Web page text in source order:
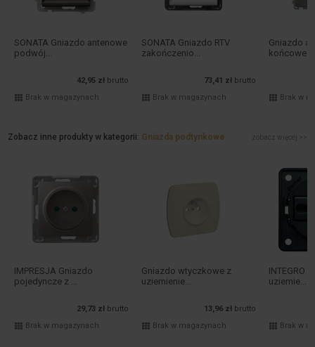
SONATA Gniazdo antenowe
podwój...
42,95 zł
brutto
Brak w magazynach
SONATA Gniazdo RTV
zakończenio...
73,41 zł
brutto
Brak w magazynach
Gniazdo
końcowe ...
Brak w
Zobacz inne produkty w kategorii: Gniazda podtynkowe zobacz więcej >>
IMPRESJA Gniazdo
pojedyncze z ...
29,73 zł
brutto
Brak w magazynach
Gniazdo wtyczkowe z
uziemienie...
13,96 zł
brutto
Brak w magazynach
INTEGRO
uziemie...
Brak w